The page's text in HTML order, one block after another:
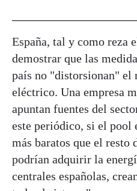
España, tal y como reza
demostrar que las
país no "distorsionan" el
eléctrico. Una empresa
apuntan fuentes del
este periódico, si el pool
más baratos que el resto
podrían adquirir la
centrales españolas,